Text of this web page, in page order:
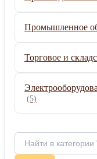
Промышленное
Торговое и
(5)